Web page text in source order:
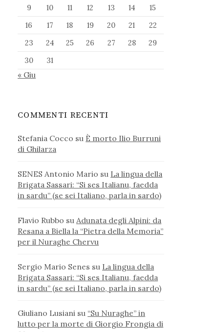
9
10 11 12 13 14
15
16
17 18 19 20 21
22
23
24 25 26 27 28
29
30
31
« Giu
COMMENTI RECENTI
Stefania Cocco su È morto Ilio Burruni
di Ghilarza
SENES Antonio Mario su La lingua della
Brigata Sassari: “Si ses Italianu, faedda
in sardu” (se sei Italiano, parla in sardo)
Flavio Rubbo su Adunata degli Alpini: da
Resana a Biella la “Pietra della Memoria”
per il Nuraghe Chervu
Sergio Mario Senes su La lingua della
Brigata Sassari: “Si ses Italianu, faedda
in sardu” (se sei Italiano, parla in sardo)
Giuliano Lusiani su “Su Nuraghe” in
lutto per la morte di Giorgio Frongia di